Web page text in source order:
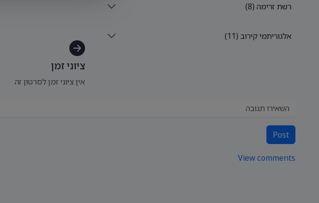
ציוני זמן
אין ציוני זמן לסרטון זה
רשת זרימה (8)
אלגוריתמי קירוב (11)
Post
View comments